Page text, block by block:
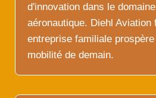
d'innovation dans le
aéronautique. Diehl Aviation
entreprise familiale
mobilité de demain.